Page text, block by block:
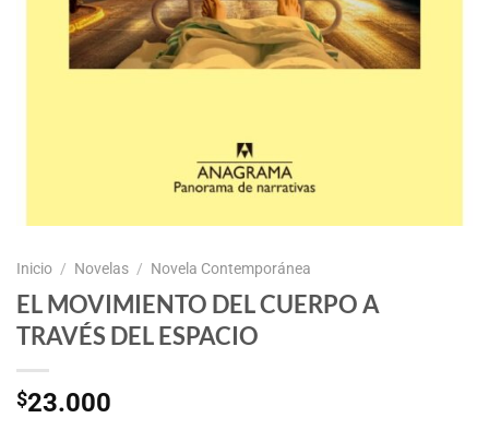
Inicio / Novelas / Novela Contemporánea
EL MOVIMIENTO DEL CUERPO A
TRAVÉS DEL ESPACIO
$23.000